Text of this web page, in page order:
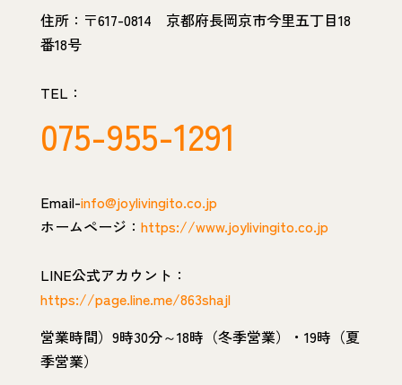
住所：〒617-0814 京都府長岡京市今里五丁目18
番18号
TEL：
075-955-1291
Email-info@joylivingito.co.jp
ホームページ： https://www.joylivingito.co.jp
LINE公式アカウント：
https://page.line.me/863shajl
営業時間）9時30分～18時（冬季営業）・19時（夏
季営業）